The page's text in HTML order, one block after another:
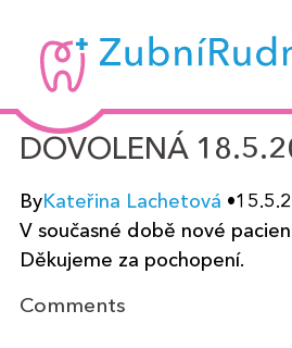
Zubní
Rudná
-
MUDr.
Kateřina
Lachetová
DOVOLENÁ
ByKateřina Lachetová •
V současné době nové
Děkujeme za pochopení.
Comments